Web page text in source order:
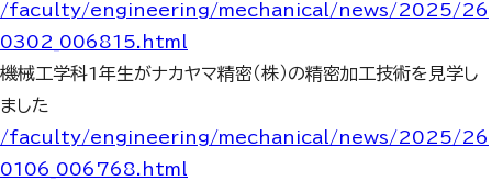
/faculty/engineering/mechanical/news/2025/26
0302_006815.html
機械工学科1年生がナカヤマ精密（株）の精密加工技術を見学し
ました
/faculty/engineering/mechanical/news/2025/26
0106_006768.html